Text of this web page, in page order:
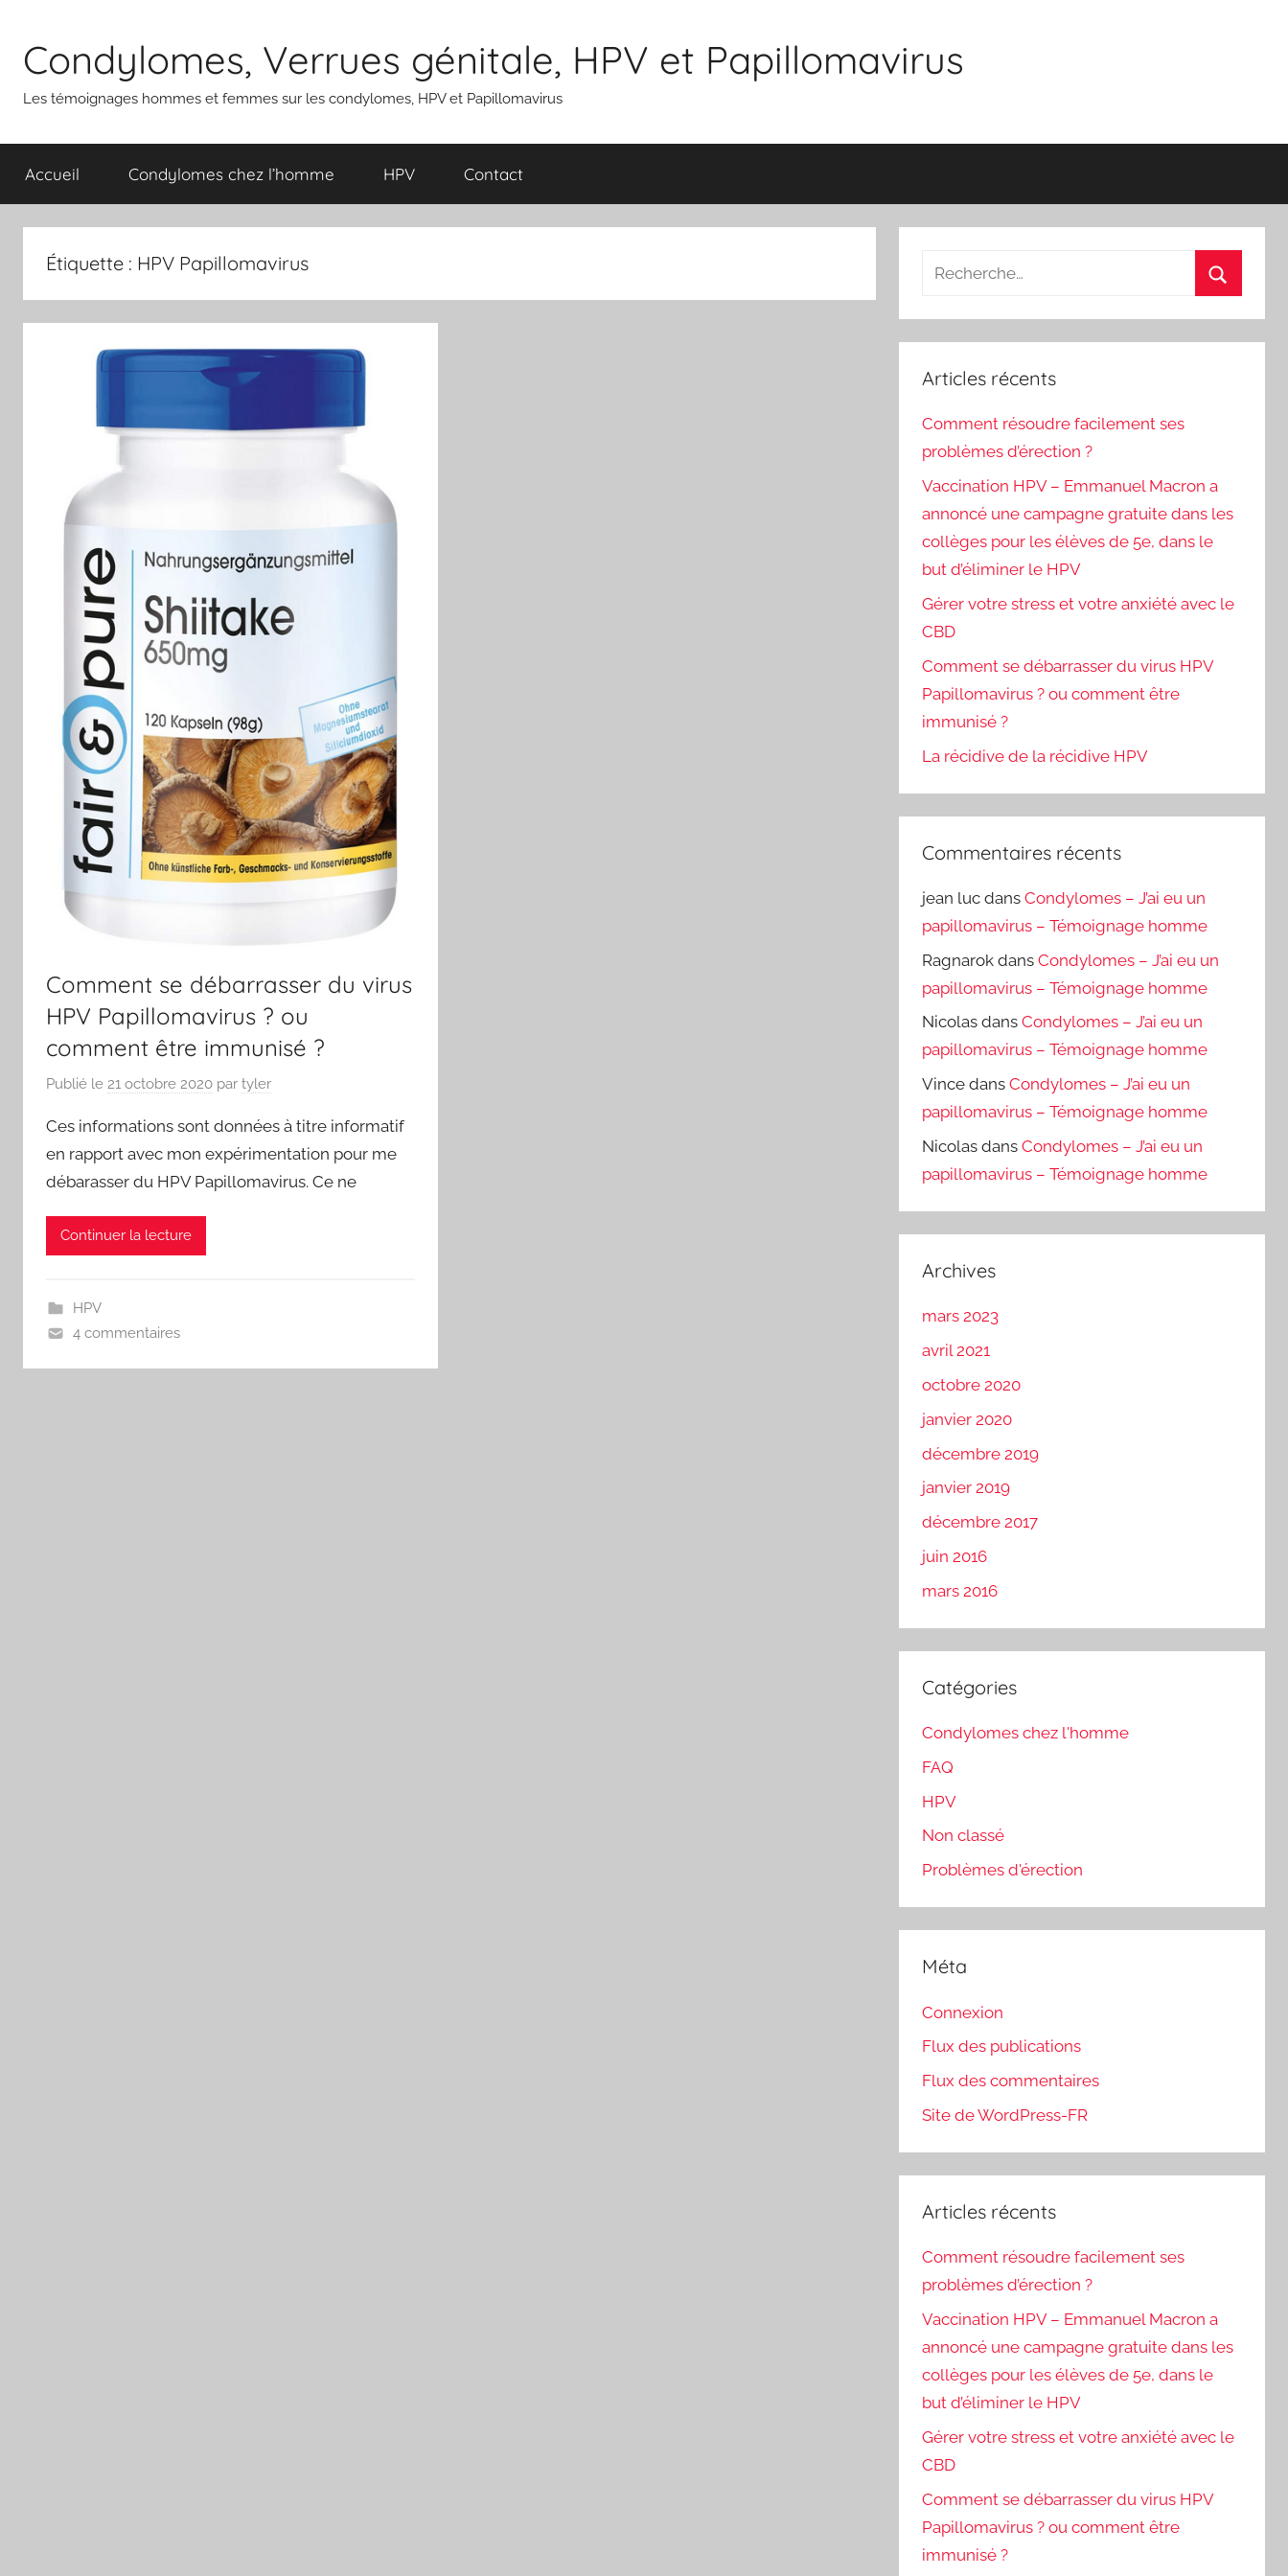
contenu
Condylomes, Verrues génitale, HPV et Papillomavirus
Les témoignages hommes et femmes sur les condylomes, HPV et Papillomavirus
Accueil Condylomes chez l’homme HPV Contact
Étiquette : HPV Papillomavirus
Comment se débarrasser du virus
HPV Papillomavirus ? ou
comment être immunisé ?
Publié le 21 octobre 2020 par tyler
Ces informations sont données à titre informatif
en rapport avec mon expérimentation pour me
débarasser du HPV Papillomavirus. Ce ne
Continuer la lecture
HPV
4 commentaires
Recherche
:
Articles récents
Comment résoudre facilement ses
problèmes d’érection ?
Vaccination HPV – Emmanuel Macron a
annoncé une campagne gratuite dans les
collèges pour les élèves de 5e, dans le
but d’éliminer le HPV
Gérer votre stress et votre anxiété avec le
CBD
Comment se débarrasser du virus HPV
Papillomavirus ? ou comment être
immunisé ?
La récidive de la récidive HPV
Commentaires récents
jean luc dansCondylomes – J’ai eu un
papillomavirus – Témoignage homme
Ragnarok dansCondylomes – J’ai eu un
papillomavirus – Témoignage homme
Nicolas dansCondylomes – J’ai eu un
papillomavirus – Témoignage homme
Vince dansCondylomes – J’ai eu un
papillomavirus – Témoignage homme
Nicolas dansCondylomes – J’ai eu un
papillomavirus – Témoignage homme
Archives
mars 2023
avril 2021
octobre 2020
janvier 2020
décembre 2019
janvier 2019
décembre 2017
juin 2016
mars 2016
Catégories
Condylomes chez l'homme
FAQ
HPV
Non classé
Problèmes d'érection
Méta
Connexion
Flux des publications
Flux des commentaires
Site de WordPress-FR
Articles récents
Comment résoudre facilement ses
problèmes d’érection ?
Vaccination HPV – Emmanuel Macron a
annoncé une campagne gratuite dans les
collèges pour les élèves de 5e, dans le
but d’éliminer le HPV
Gérer votre stress et votre anxiété avec le
CBD
Comment se débarrasser du virus HPV
Papillomavirus ? ou comment être
immunisé ?